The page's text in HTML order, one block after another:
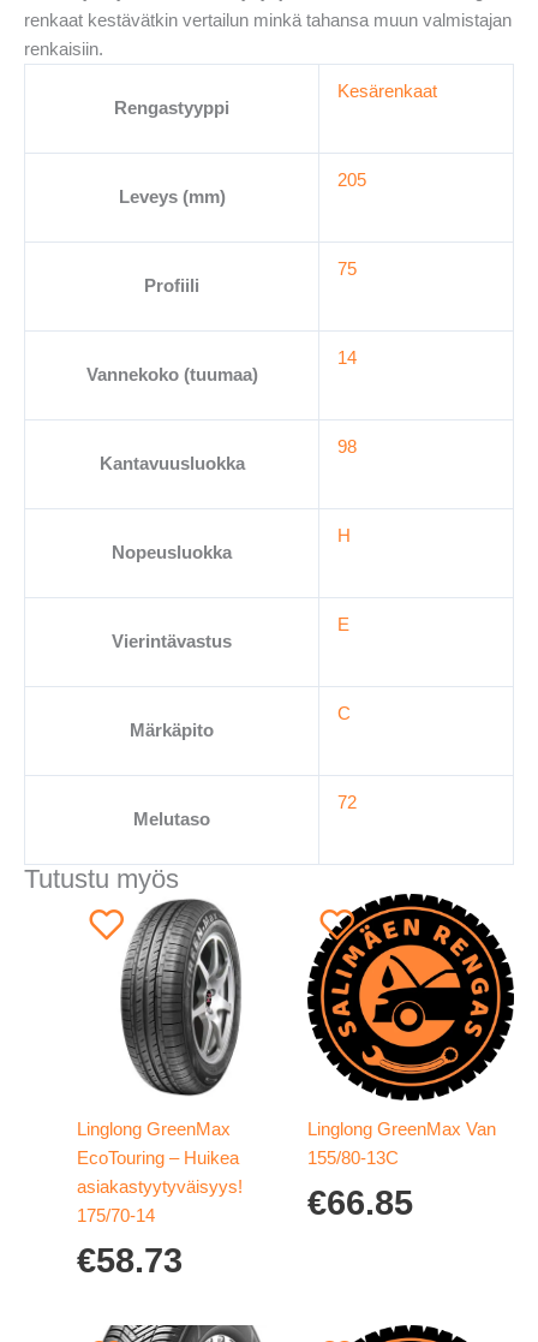
renkaat kestävätkin vertailun minkä tahansa muun valmistajan
renkaisiin.
Rengastyyppi
Kesärenkaat
Leveys (mm)
205
Profiili
75
Vannekoko (tuumaa)
14
Kantavuusluokka
98
Nopeusluokka
H
Vierintävastus
E
Märkäpito
C
Melutaso
72
Tutustu myös
Linglong GreenMax
EcoTouring – Huikea
asiakastyytyväisyys!
175/70-14
€58.73
Linglong GreenMax Van
155/80-13C
€66.85